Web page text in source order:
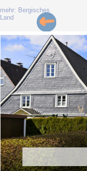
mehr: Bergisches
Land